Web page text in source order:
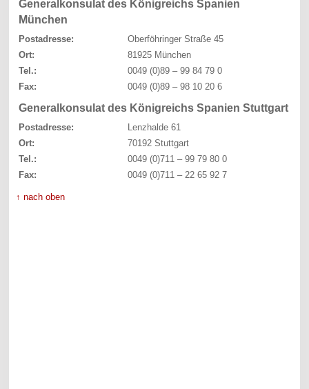
Generalkonsulat des Königreichs Spanien
München
Postadresse:
Oberföhringer Straße 45
Ort:
81925 München
Tel.:
0049 (0)89 – 99 84 79 0
Fax:
0049 (0)89 – 98 10 20 6
Generalkonsulat des Königreichs Spanien Stuttgart
Postadresse:
Lenzhalde 61
Ort:
70192 Stuttgart
Tel.:
0049 (0)711 – 99 79 80 0
Fax:
0049 (0)711 – 22 65 92 7
↑ nach oben